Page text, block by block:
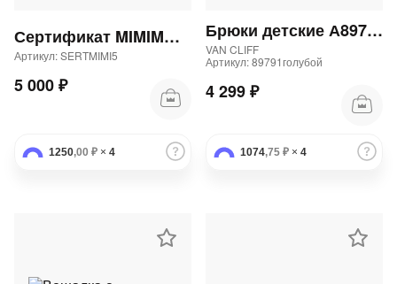
Сертификат MIMIMODA 5000 р.
Артикул: SERTMIMI5
5 000 ₽
1250,00 ₽ × 4
Брюки детские А89791 "Аларо блю юниор" 82Бр
VAN CLIFF
Артикул: 89791голубой
4 299 ₽
1074,75 ₽ × 4